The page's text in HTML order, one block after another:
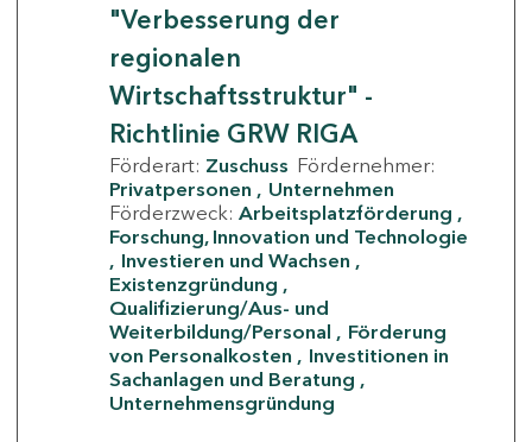
"Verbesserung der
regionalen
Wirtschaftsstruktur" -
Richtlinie GRW RIGA
Förderart: Zuschuss Fördernehmer:
Privatpersonen
Unternehmen
Förderzweck: Arbeitsplatzförderung
Forschung, Innovation und Technologie
Investieren und Wachsen
Existenzgründung
Qualifizierung/Aus- und
Weiterbildung/Personal
Förderung
von Personalkosten
Investitionen in
Sachanlagen und Beratung
Unternehmensgründung